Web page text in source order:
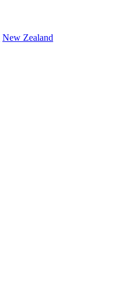
New Zealand